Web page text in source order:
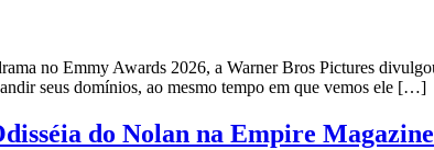
no Emmy Awards 2026, a Warner Bros Pictures
seus domínios, ao mesmo tempo em que vemos ele […]
do Nolan na Empire Magazine